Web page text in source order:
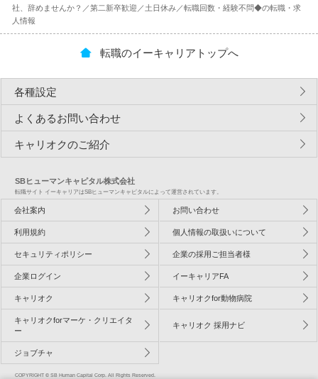
社、辞めませんか？／第二新卒歓迎／土日休み／転職回数・経験不問◆の転職・求
人情報
転職のイーキャリアトップへ
各種設定
よくあるお問い合わせ
キャリオクのご紹介
SBヒューマンキャピタル株式会社
転職サイト イーキャリアはSBヒューマンキャピタルによって運営されています。
会社案内 お問い合わせ
利用規約 個人情報の取扱いについて
セキュリティポリシー 企業の採用ご担当者様
企業ログイン イーキャリアFA
キャリオク キャリオクfor動物病院
キャリオクforマーケ・クリエイタ
ー
キャリオク 採用ナビ
ジョブチャ
COPYRIGHT © SB Human Capital Corp. All Rights Reserved.